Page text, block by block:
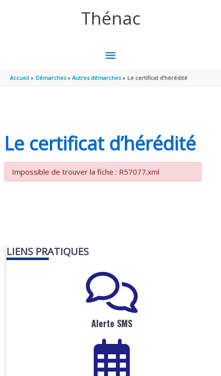
Thénac
MENU
PRINCIPAL
Accueil Démarches Autres démarches Le certificat d’hérédité
Le certificat d’hérédité
Impossible de trouver la fiche : R57077.xml
LIENS PRATIQUES
Alerte SMS